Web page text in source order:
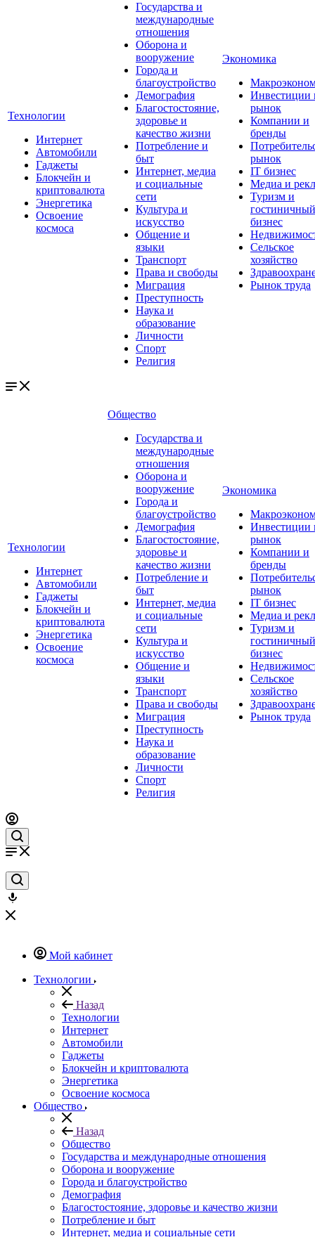
Технологии
Интернет
Автомобили
Гаджеты
Блокчейн и
криптовалюта
Энергетика
Освоение
космоса
Государства и
международные
отношения
Оборона и
вооружение
Города и
благоустройство
Демография
Благостостояние,
здоровье и
качество жизни
Потребление и
быт
Интернет, медиа
и социальные
сети
Культура и
искусство
Общение и
языки
Транспорт
Права и свободы
Миграция
Преступность
Наука и
образование
Личности
Спорт
Религия
Экономика
Инвестиции
рынок
Компании и
бренды
рынок
IT бизнес
Медиа и
Туризм и
гостиничный
бизнес
Сельское
хозяйство
Рынок труда
Технологии
Интернет
Автомобили
Гаджеты
Блокчейн и
криптовалюта
Энергетика
Освоение
космоса
Общество
Государства и
международные
отношения
Оборона и
вооружение
Города и
благоустройство
Демография
Благостостояние,
здоровье и
качество жизни
Потребление и
быт
Интернет, медиа
и социальные
сети
Культура и
искусство
Общение и
языки
Транспорт
Права и свободы
Миграция
Преступность
Наука и
образование
Личности
Спорт
Религия
Экономика
Инвестиции
рынок
Компании и
бренды
рынок
IT бизнес
Медиа и
Туризм и
гостиничный
бизнес
Сельское
хозяйство
Рынок труда
Мой кабинет
Технологии
Назад
Технологии
Интернет
Автомобили
Гаджеты
Блокчейн и криптовалюта
Энергетика
Освоение космоса
Общество
Назад
Общество
Государства и международные отношения
Оборона и вооружение
Города и благоустройство
Демография
Благостостояние, здоровье и качество жизни
Потребление и быт
Интернет, медиа и социальные сети